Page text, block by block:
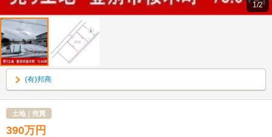
1/2
(有)邦商
土地｜売買
390万 円